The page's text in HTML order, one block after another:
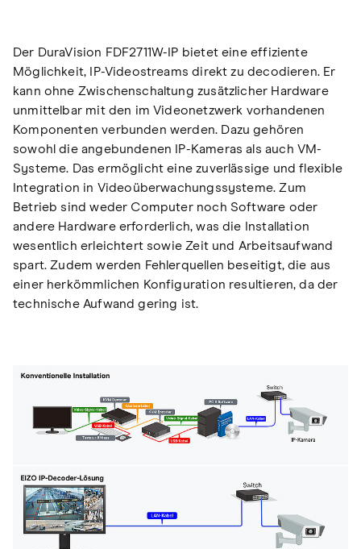
Der DuraVision FDF2711W-IP bietet eine effiziente
Möglichkeit, IP-Videostreams direkt zu decodieren. Er
kann ohne Zwischenschaltung zusätzlicher Hardware
unmittelbar mit den im Videonetzwerk vorhandenen
Komponenten verbunden werden. Dazu gehören
sowohl die angebundenen IP-Kameras als auch VM-
Systeme. Das ermöglicht eine zuverlässige und flexible
Integration in Videoüberwachungssysteme. Zum
Betrieb sind weder Computer noch Software oder
andere Hardware erforderlich, was die Installation
wesentlich erleichtert sowie Zeit und Arbeitsaufwand
spart. Zudem werden Fehlerquellen beseitigt, die aus
einer herkömmlichen Konfiguration resultieren, da der
technische Aufwand gering ist.